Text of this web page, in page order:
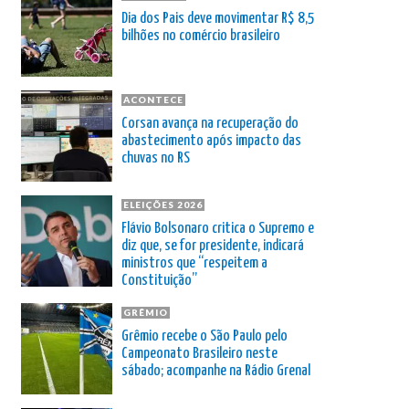
Dia dos Pais deve movimentar R$ 8,5
bilhões no comércio brasileiro
ACONTECE
Corsan avança na recuperação do
abastecimento após impacto das
chuvas no RS
ELEIÇÕES 2026
Flávio Bolsonaro critica o Supremo e
diz que, se for presidente, indicará
ministros que “respeitem a
Constituição”
GRÊMIO
Grêmio recebe o São Paulo pelo
Campeonato Brasileiro neste
sábado; acompanhe na Rádio Grenal